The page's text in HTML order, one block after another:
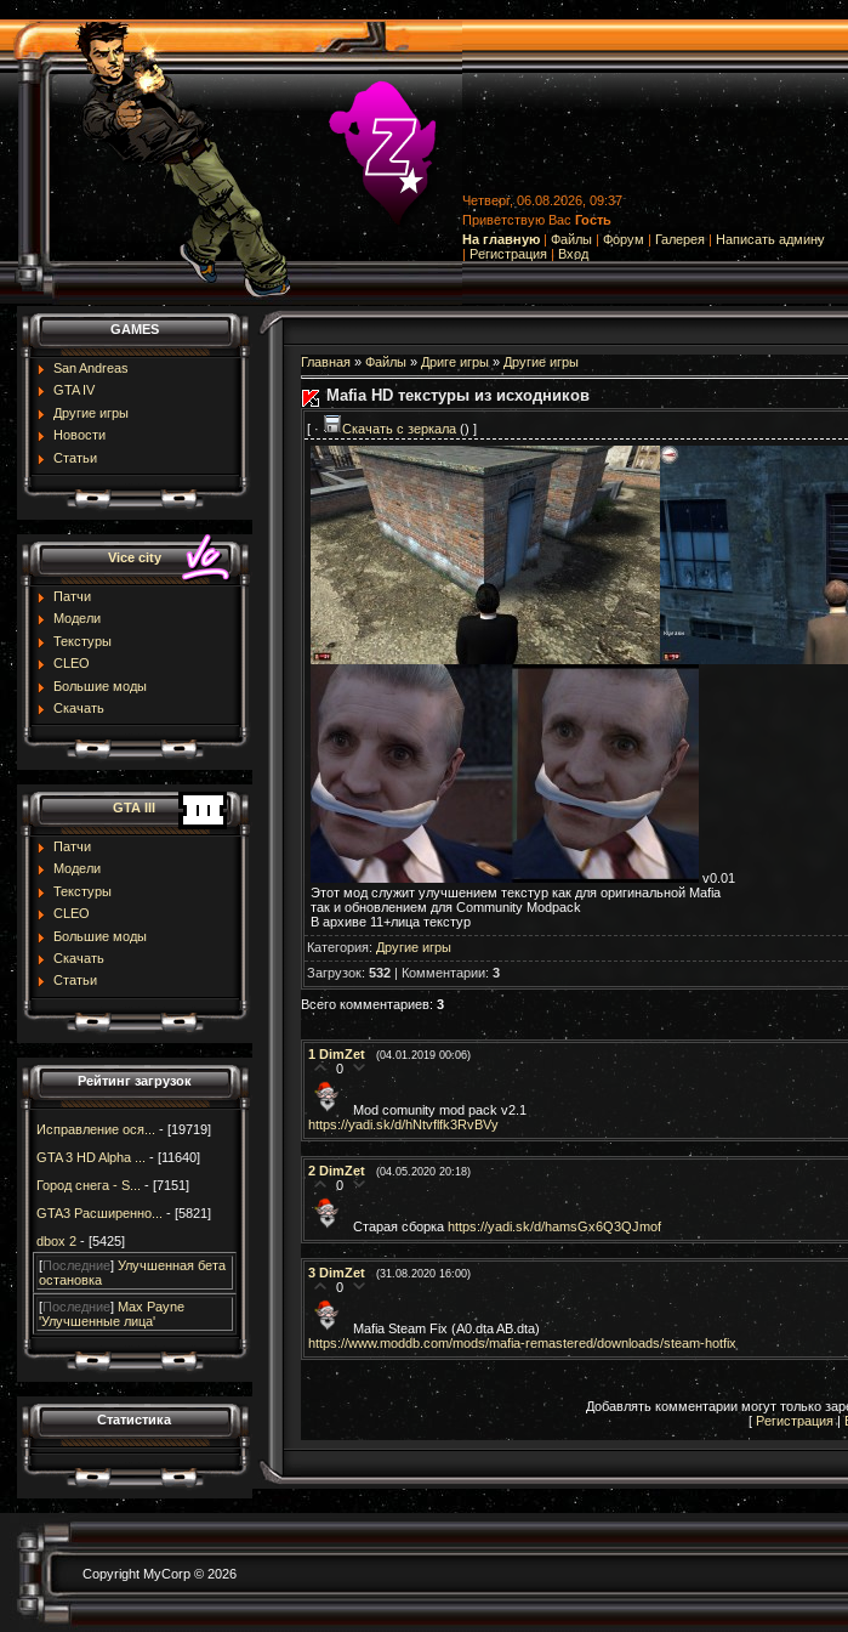
Четверг, 06.08.2026, 09:37
Приветствую Вас Гость
На главную | Файлы |Форум | Галерея| Написать админу
| Регистрация | Вход
GAMES
San Andreas
GTA IV
Другие игры
Новости
Статьи
Vice city
Патчи
Модели
Текстуры
CLEO
Большие моды
Скачать
GTA III
Патчи
Модели
Текстуры
CLEO
Большие моды
Скачать
Статьи
Рейтинг загрузок
Исправление ося...
- [19719]
GTA 3 HD Alpha ...
- [11640]
Город снега - S...
- [7151]
GTA3 Расширенно...
- [5821]
dbox 2- [5425]
[Последние] Улучшенная бета
остановка
[Последние] Max Payne
'Улучшенные лица'
Статистика
Главная» Файлы» Дриге игры» Другие игры
Mafia HD текстуры из исходников
[ · Скачать с зеркала() ]
v0.01
Этот мод служит улучшением текстур как для оригинальной Mafia
так и обновлением для Community Modpack
В архиве 11+лица текстур
Категория: Другие игры
Загрузок: 532| Комментарии: 3
Всего комментариев: 3
1 DimZet (04.01.2019 00:06)
0
Mod comunity mod pack v2.1
https://yadi.sk/d/hNtvflfk3RvBVy
2 DimZet (04.05.2020 20:18)
0
Старая сборка https://yadi.sk/d/hamsGx6Q3QJmof
3 DimZet (31.08.2020 16:00)
0
Mafia Steam Fix (A0.dta AB.dta)
https://www.moddb.com/mods/mafia-remastered/downloads/steam-hotfix
Добавлять комментарии могут только
[ Регистрация|
Copyright MyCorp © 2026